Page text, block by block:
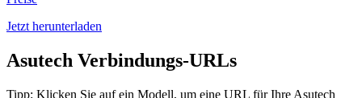
Jetzt herunterladen
Asutech Verbindungs-URLs
Tipp: Klicken Sie auf ein Modell, um eine URL für Ihre Asutech